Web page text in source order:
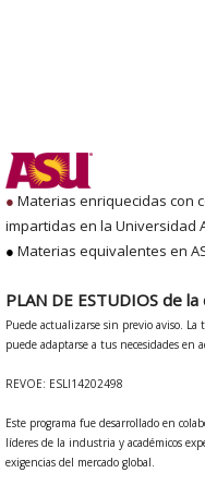
● Materias enriquecidas con
impartidas en la Universidad
● Materias equivalentes en
PLAN DE ESTUDIOS de
Puede actualizarse sin previo aviso. La
puede adaptarse a tus necesidades en
REVOE: ESLI14202498
Este programa fue desarrollado en
líderes de la industria y académicos
exigencias del mercado global.